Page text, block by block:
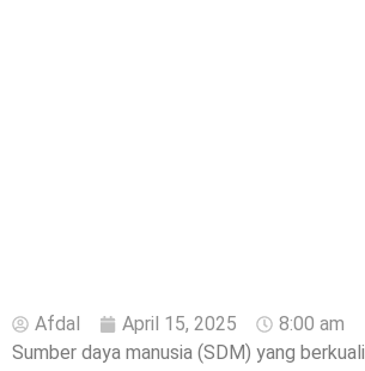
Afdal April 15, 2025
8:00 am
Sumber daya manusia (SDM) yang